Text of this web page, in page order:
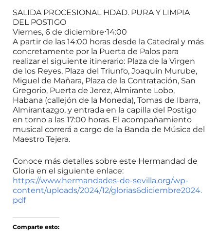
SALIDA PROCESIONAL HDAD. PURA Y LIMPIA
DEL POSTIGO
Viernes, 6 de diciembre⋅14:00
A partir de las 14:00 horas desde la Catedral y más
concretamente por la Puerta de Palos para
realizar el siguiente itinerario: Plaza de la Virgen
de los Reyes, Plaza del Triunfo, Joaquín Murube,
Miguel de Mañara, Plaza de la Contratación, San
Gregorio, Puerta de Jerez, Almirante Lobo,
Habana (callejón de la Moneda), Tomas de Ibarra,
Almirantazgo, y entrada en la capilla del Postigo
en torno a las 17:00 horas. El acompañamiento
musical correrá a cargo de la Banda de Música del
Maestro Tejera.
Conoce más detalles sobre este Hermandad de
Gloria en el siguiente enlace:
https://www.hermandades-de-sevilla.org/wp-
content/uploads/2024/12/glorias6diciembre2024.
pdf
Comparte esto: